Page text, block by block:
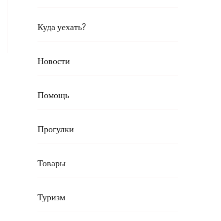
Куда уехать?
Новости
Помощь
Прогулки
Товары
Туризм